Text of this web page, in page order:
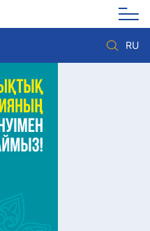
RU